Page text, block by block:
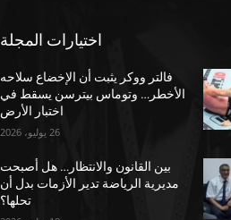
اختيارات المجلة
فالتر ووكر يثبت أن الإخضاع سلاحه
الأخطر… وتوماس بيترسن يسقط في
اختبار الأرض
26 يوليو، 2026
بين القانون والانتظار… هل أصبحت
مديرية الرياضة تدير الأزمات بدل أن
تحلها؟